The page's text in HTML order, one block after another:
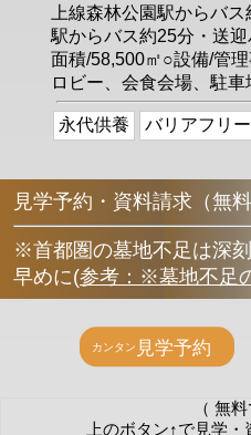
上線森林公園駅からバ
駅からバス約25分・送
面積/58,500㎡○設備/管
ロビー、会食会場、駐
永代供養 バリアフリー
見学予約・資料請求（無料
※首都圏の墓地不足は深
早めに(参考：※墓地不足
（ 無
上のボタン↑で見学